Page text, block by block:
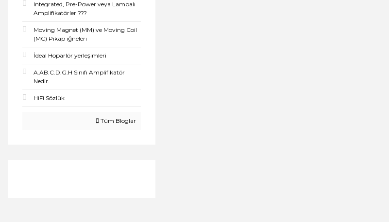
Integrated, Pre-Power veya Lambalı
Amplifikatörler ???
Moving Magnet (MM) ve Moving Coil
(MC) Pikap iğneleri
İdeal Hoparlör yerleşimleri
A.AB.C.D.G.H Sınıfı Amplifikatör
Nedir.
HiFi Sözlük
Tüm Bloglar